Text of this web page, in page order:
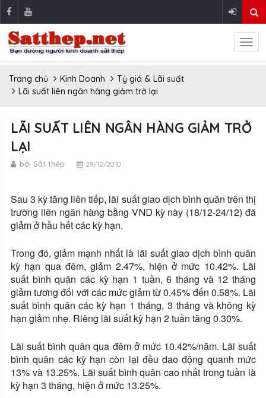
Trang chủ Kinh Doanh
Tỷ giá & Lãi suất
Lãi suất liên ngân hàng giảm trở lại
LÃI SUẤT LIÊN NGÂN HÀNG GIẢM TRỞ
LẠI
bởi Sắt thép 29/12/2010
Sau 3 kỳ tăng liên tiếp, lãi suất giao dịch bình quân trên thị
trường liên ngân hàng bằng VND kỳ này (18/12-24/12) đã
giảm ở hầu hết các kỳ hạn.
Trong đó, giảm mạnh nhất là lãi suất giao dịch bình quân
kỳ hạn qua đêm, giảm 2.47%, hiện ở mức 10.42%. Lãi
suất bình quân các kỳ hạn 1 tuần, 6 tháng và 12 tháng
giảm tương đối với các mức giảm từ 0.45% đến 0.58%. Lãi
suất bình quân các kỳ hạn 1 tháng, 3 tháng và không kỳ
hạn giảm nhẹ. Riêng lãi suất kỳ hạn 2 tuần tăng 0.30%.
Lãi suất bình quân qua đêm ở mức 10.42%/năm. Lãi suất
bình quân các kỳ hạn còn lại đều dao động quanh mức
13% và 13.25%. Lãi suất bình quân cao nhất trong tuần là
kỳ hạn 3 tháng, hiện ở mức 13.25%.